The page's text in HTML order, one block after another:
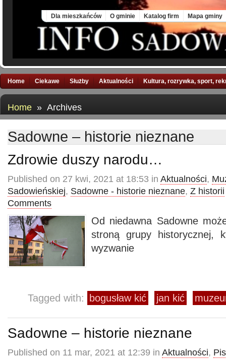
Dla mieszkańców O gminie Katalog firm Mapa gminy
Home Ciekawe Służby Aktualności Kultura, rozrywka, sport,
Home » Archives
Sadowne – historie nieznane
Zdrowie duszy narodu…
Published on 27 kwi, 2021 at 18:53 in Aktualności,
Sadowieńskiej, Sadowne - historie nieznane, Z historii
Comments
Od niedawna Sadowne
stroną grupy historycznej,
wyzwanie
Tagged with: bogusław kić jan kić
Sadowne – historie nieznane
Published on 11 mar, 2021 at 12:39 in Aktualności,